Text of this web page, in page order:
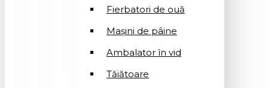
Fierbatori de ouă
Mașini de pâine
Ambalator în vid
Tăiătoare